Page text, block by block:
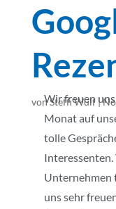
vonSteffi Wulf|
Wir freuen
Monat auf
tolle
Interessenten.
Unternehmen
uns sehr